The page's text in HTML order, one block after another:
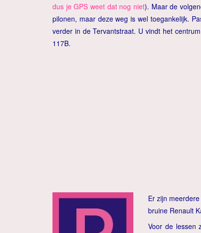
dus je GPS weet dat nog niet). Maar de
pilonen, maar deze weg is wel toegankelijk.
verder in de Tervantstraat. U vindt het
117B.
Er zijn
bruine Renault
Voor de lessen